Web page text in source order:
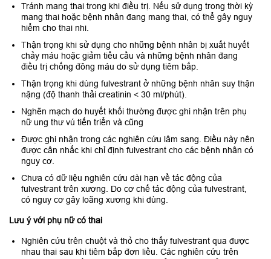
Tránh mang thai trong khi điều trị. Nếu sử dụng trong thời kỳ
mang thai hoặc bệnh nhân đang mang thai, có thể gây nguy
hiểm cho thai nhi.
Thận trọng khi sử dụng cho những bệnh nhân bị xuất huyết
chảy máu hoặc giảm tiểu cầu và những bệnh nhân đang
điều trị chống đông máu do sử dụng tiêm bắp.
Thận trọng khi dùng fulvestrant ở những bệnh nhân suy thận
nặng (độ thanh thải creatinin < 30 ml/phút).
Nghẽn mạch do huyết khối thường được ghi nhận trên phụ
nữ ung thư vú tiến triển và cũng
Được ghi nhận trong các nghiên cứu lâm sang. Điều này nên
được cân nhắc khi chỉ định fulvestrant cho các bệnh nhân có
nguy cơ.
Chưa có dữ liệu nghiên cứu dài hạn về tác động của
fulvestrant trên xương. Do cơ chế tác động của fulvestrant,
có nguy cơ gây loãng xương khi dùng.
Lưu ý với phụ nữ có thai
Nghiên cứu trên chuột và thỏ cho thấy fulvestrant qua được
nhau thai sau khi tiêm bắp đơn liều. Các nghiên cứu trên